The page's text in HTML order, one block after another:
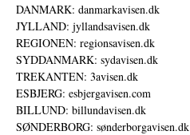
DANMARK: danmarkavisen.dk
JYLLAND: jyllandsavisen.dk
REGIONEN: regionsavisen.dk
SYDDANMARK: sydavisen.dk
TREKANTEN: 3avisen.dk
ESBJERG: esbjergavisen.com
BILLUND: billundavisen.dk
SØNDERBORG: sønderborgavisen.dk